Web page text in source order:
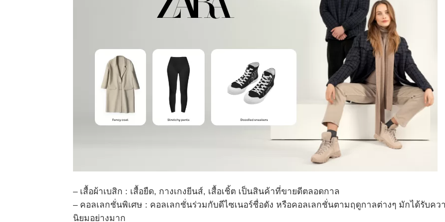
– เสื้อผ้าเบสิก : เสื้อยืด, กางเกงยีนส์, เสื้อเชิ้ต เป็นสินค้าที่ขายดีตลอดกาล
– คอลเลกชั่นพิเศษ : คอลเลกชั่นร่วมกับดีไซเนอร์ชื่อดัง หรือคอลเลกชั่นตามฤดูกาลต่างๆ มักได้รับคว
นิยมอย่างมาก